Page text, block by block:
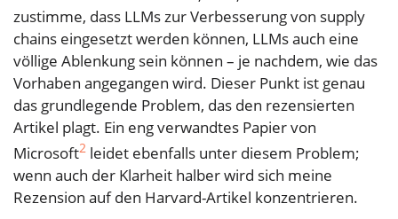
zustimme, dass LLMs zur Verbesserung von supply
chains eingesetzt werden können, LLMs auch eine
völlige Ablenkung sein können – je nachdem, wie das
Vorhaben angegangen wird. Dieser Punkt ist genau
das grundlegende Problem, das den rezensierten
Artikel plagt. Ein eng verwandtes Papier von
Microsoft2 leidet ebenfalls unter diesem Problem;
wenn auch der Klarheit halber wird sich meine
Rezension auf den Harvard-Artikel konzentrieren.